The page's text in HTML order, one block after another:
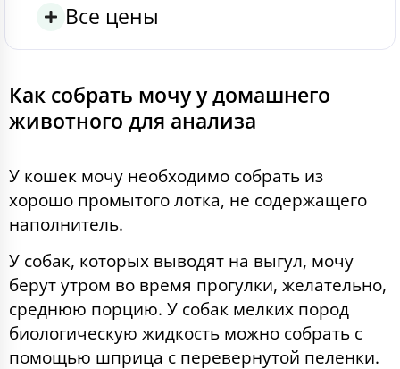
Все цены
Как собрать мочу у домашнего
животного для анализа
У кошек мочу необходимо собрать из
хорошо промытого лотка, не содержащего
наполнитель.
У собак, которых выводят на выгул, мочу
берут утром во время прогулки, желательно,
среднюю порцию. У собак мелких пород
биологическую жидкость можно собрать с
помощью шприца с перевернутой пеленки.